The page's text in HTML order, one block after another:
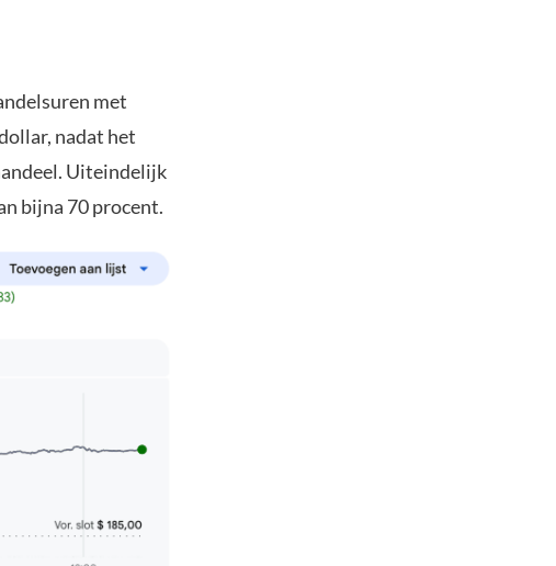
met
nadat het
Uiteindelijk
bijna 70 procent.